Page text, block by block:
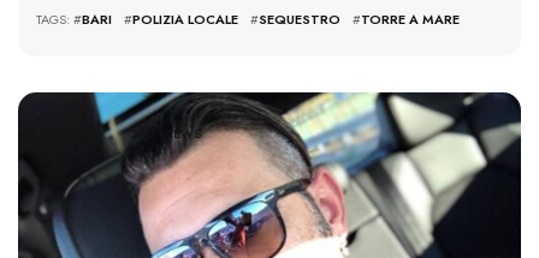
TAGS: #BARI #POLIZIA LOCALE #SEQUESTRO #TORRE A MARE
3973 VIEWS